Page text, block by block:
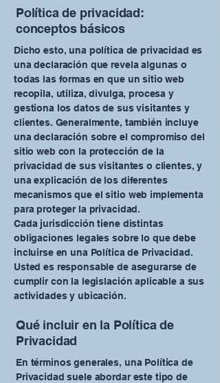
Política de privacidad:
conceptos básicos
Dicho esto, una política de privacidad es
una declaración que revela algunas o
todas las formas en que un sitio web
recopila, utiliza, divulga, procesa y
gestiona los datos de sus visitantes y
clientes. Generalmente, también incluye
una declaración sobre el compromiso del
sitio web con la protección de la
privacidad de sus visitantes o clientes, y
una explicación de los diferentes
mecanismos que el sitio web implementa
para proteger la privacidad.
Cada jurisdicción tiene distintas
obligaciones legales sobre lo que debe
incluirse en una Política de Privacidad.
Usted es responsable de asegurarse de
cumplir con la legislación aplicable a sus
actividades y ubicación.
Qué incluir en la Política de
Privacidad
En términos generales, una Política de
Privacidad suele abordar este tipo de